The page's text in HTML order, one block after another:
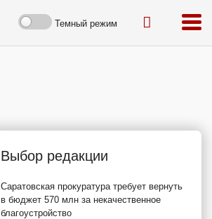
Темный режим
Выбор редакции
Саратовская прокуратура требует вернуть
в бюджет 570 млн за некачественное
благоустройство